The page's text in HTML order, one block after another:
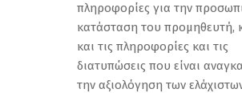
πληροφορίες για την
κατάσταση του προμηθευτή,
και τις πληροφορίες και τις
διατυπώσεις που είναι
την αξιολόγηση των